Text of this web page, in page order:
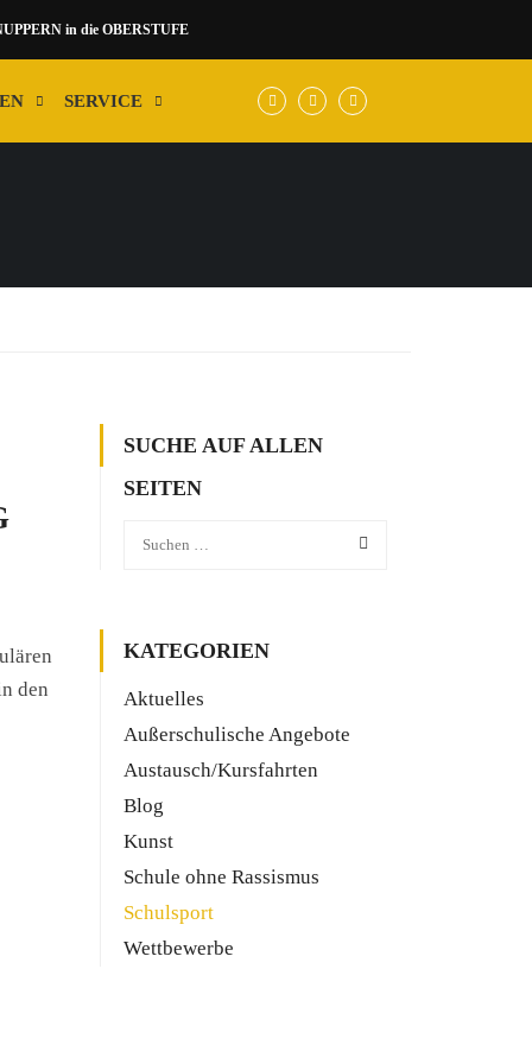
in die OBERSTUFE
SERVICE
den
SUCHE AUF ALLEN
SEITEN
KATEGORIEN
Aktuelles
Außerschulische Angebote
Austausch/Kursfahrten
Blog
Kunst
Schule ohne Rassismus
Schulsport
Wettbewerbe